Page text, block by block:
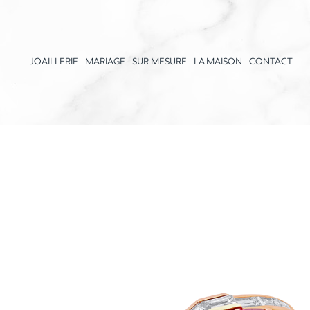
JOAILLERIE MARIAGE SUR MESURE LA MAISON CONTACT